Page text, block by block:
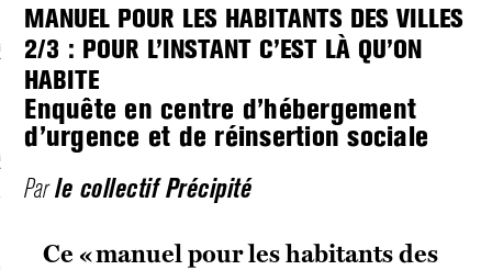
DE BASE
et politique
CONTINU
MANUEL POUR LES HABITANTS DES VILLES
2/3 : POUR L’INSTANT C’EST LÀ QU’ON
HABITE
Enquête en centre d’hébergement
d’urgence et de réinsertion sociale
Parle collectif Précipité
Ce « manuel pour les habitants des